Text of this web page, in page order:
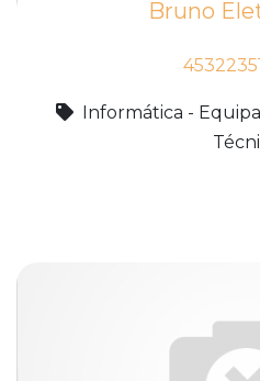
Bruno
Informática -